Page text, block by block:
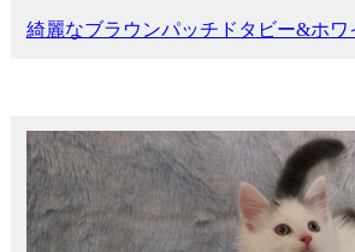
綺麗なブラウンパッチドタビー&ホワ